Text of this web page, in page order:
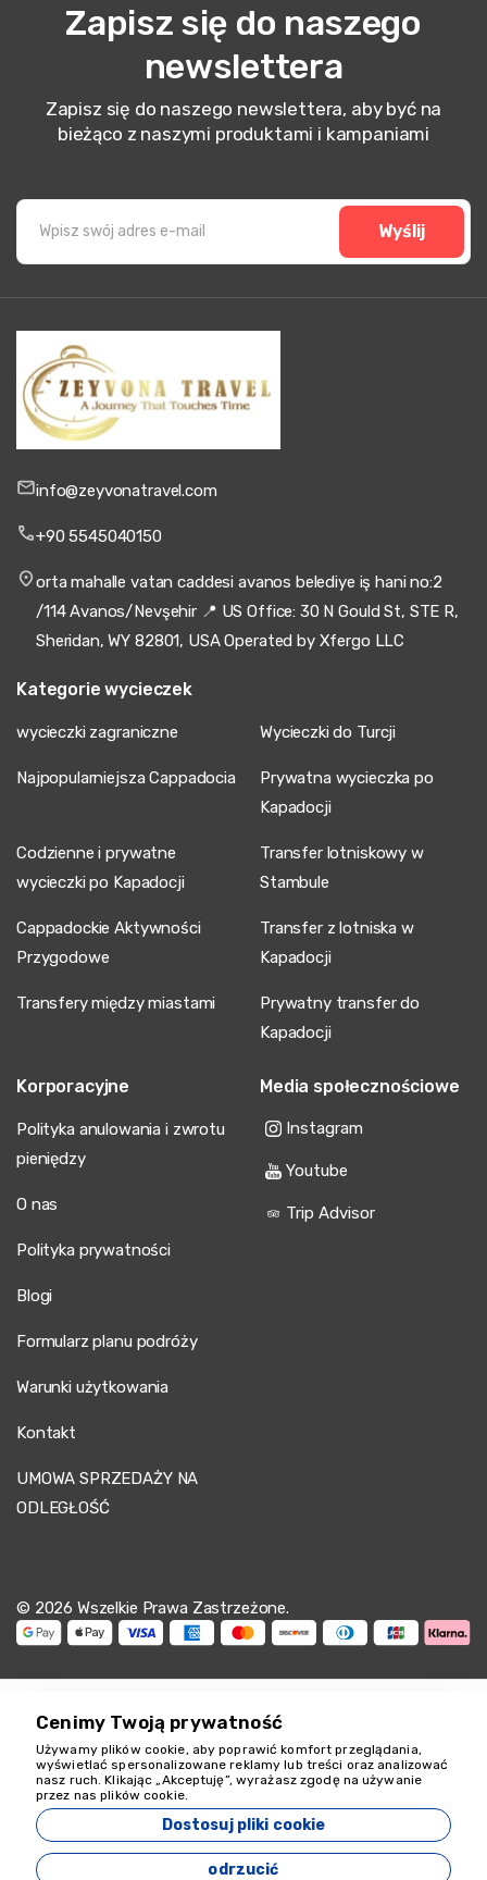
Zapisz się do naszego
newslettera
Zapisz się do naszego newslettera, aby być na
bieżąco z naszymi produktami i kampaniami
Wyślij
info@zeyvonatravel.com
+90 5545040150
orta mahalle vatan caddesi avanos belediye iş hani no:2
/114 Avanos/Nevşehir 📍 US Office: 30 N Gould St, STE R,
Sheridan, WY 82801, USA Operated by Xfergo LLC
Kategorie wycieczek
wycieczki zagraniczne Wycieczki do Turcji
Najpopularniejsza Cappadocia
Prywatna wycieczka po
Kapadocji
Codzienne i prywatne
wycieczki po Kapadocji
Transfer lotniskowy w
Stambule
Cappadockie Aktywności
Przygodowe
Transfer z lotniska w
Kapadocji
Transfery między miastami
Prywatny transfer do
Kapadocji
Korporacyjne
Polityka anulowania i zwrotu
pieniędzy
O nas
Polityka prywatności
Blogi
Formularz planu podróży
Warunki użytkowania
Kontakt
UMOWA SPRZEDAŻY NA
ODLEGŁOŚĆ
Media społecznościowe
Instagram
Youtube
Trip Advisor
© 2026 Wszelkie Prawa Zastrzeżone.
Zeyvona Travel - 18349
Cenimy Twoją prywatność
Używamy plików cookie, aby poprawić komfort przeglądania,
wyświetlać spersonalizowane reklamy lub treści oraz analizować
nasz ruch. Klikając „Akceptuję”, wyrażasz zgodę na używanie
przez nas plików cookie.
Dostosuj pliki cookie
odrzucić
Jesteśmy tu, by
pomóc